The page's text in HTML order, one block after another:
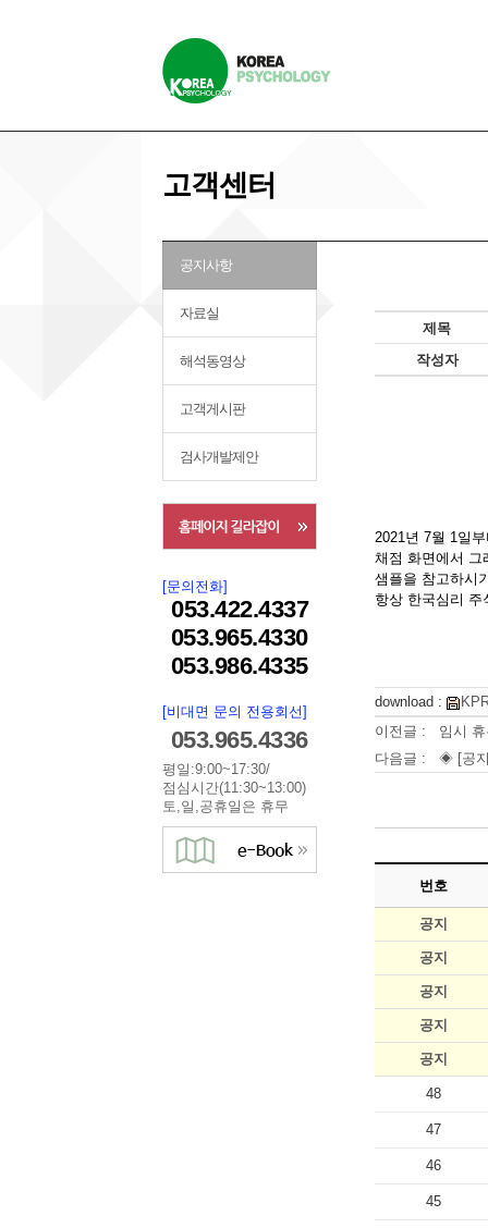
고객센터
공지사항
자료실
해석동영상
고객게시판
검사개발제안
[문의전화]
053.422.4337
053.965.4330
053.986.4335
[비대면 문의 전용회선]
053.965.4336
평일:9:00~17:30/
점심시간(11:30~13:00)
토,일,공휴일은 휴무
제목
작성자
2021년 7월 1일
채점 화면에서 그
샘플을 참고하시
항상 한국심리
download :
이전글 : 임시
다음글 : ◈ [공
번호
공지
공지
공지
공지
공지
48
47
46
45